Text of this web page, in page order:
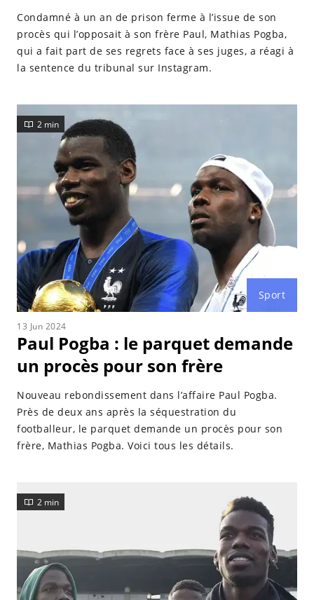
Condamné à un an de prison ferme à l’issue de son
procès qui l’opposait à son frère Paul, Mathias Pogba,
qui a fait part de ses regrets face à ses juges, a réagi à
la sentence du tribunal sur Instagram.
Sport
2 min
13 Jun 2024
Paul Pogba : le parquet demande
un procès pour son frère
Nouveau rebondissement dans l’affaire Paul Pogba.
Près de deux ans après la séquestration du
footballeur, le parquet demande un procès pour son
frère, Mathias Pogba. Voici tous les détails.
2 min